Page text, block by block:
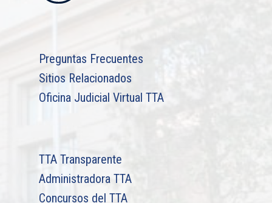
Preguntas Frecuentes
Sitios Relacionados
Oficina Judicial Virtual TTA
TTA Transparente
Administradora TTA
Concursos del TTA